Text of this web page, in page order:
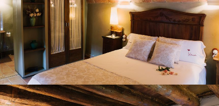
CHAMBRE 3